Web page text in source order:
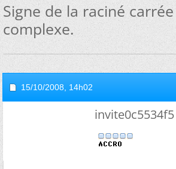
Signe de la raciné
complexe.
15/10/2008, 14h02
invite0c5534f5